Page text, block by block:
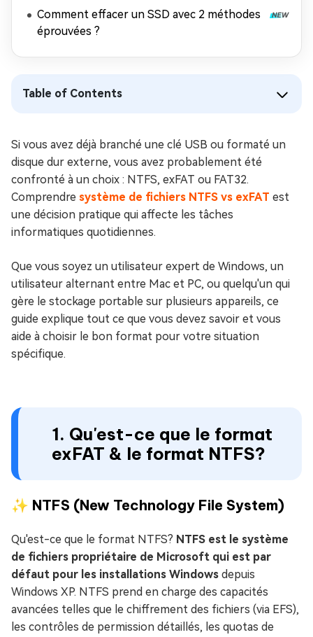
Comment effacer un SSD avec 2 méthodes
éprouvées ?
Table of Contents
Si vous avez déjà branché une clé USB ou formaté un
disque dur externe, vous avez probablement été
confronté à un choix : NTFS, exFAT ou FAT32.
Comprendre système de fichiers NTFS vs exFAT est
une décision pratique qui affecte les tâches
informatiques quotidiennes.
Que vous soyez un utilisateur expert de Windows, un
utilisateur alternant entre Mac et PC, ou quelqu'un qui
gère le stockage portable sur plusieurs appareils, ce
guide explique tout ce que vous devez savoir et vous
aide à choisir le bon format pour votre situation
spécifique.
1. Qu'est-ce que le format
exFAT & le format NTFS?
✨ NTFS (New Technology File System)
Qu'est-ce que le format NTFS? NTFS est le système
de fichiers propriétaire de Microsoft qui est par
défaut pour les installations Windows depuis
Windows XP. NTFS prend en charge des capacités
avancées telles que le chiffrement des fichiers (via EFS),
les contrôles de permission détaillés, les quotas de